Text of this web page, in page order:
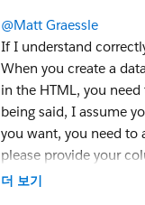
@Matt Graessle
If I understand
When you create a
in the HTML, you
being said, I assume
you want, you need to
please provide your
더 보기